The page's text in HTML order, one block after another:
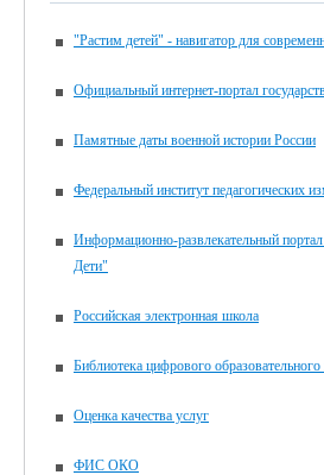
"Растим детей" - навигатор для
Официальный интернет-портал
Памятные даты военной истории России
Федеральный институт педагогических
Информационно-развлекательный
Дети"
Российская электронная школа
Библиотека цифрового образовательного
Оценка качества услуг
ФИС ОКО